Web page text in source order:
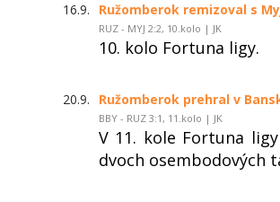
16.9. Ružomberok remizoval s
RUZ - MYJ 2:2, 10.kolo | JK
10. kolo Fortuna ligy.
20.9. Ružomberok prehral v
BBY - RUZ 3:1, 11.kolo | JK
V 11. kole Fortuna
dvoch osembodových